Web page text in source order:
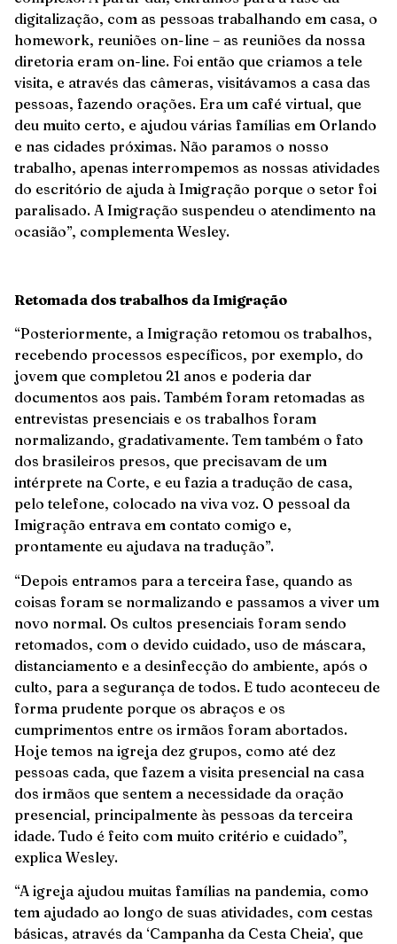
digitalização, com as pessoas trabalhando em casa, o
homework, reuniões on-line – as reuniões da nossa
diretoria eram on-line. Foi então que criamos a tele
visita, e através das câmeras, visitávamos a casa das
pessoas, fazendo orações. Era um café virtual, que
deu muito certo, e ajudou várias famílias em Orlando
e nas cidades próximas. Não paramos o nosso
trabalho, apenas interrompemos as nossas atividades
do escritório de ajuda à Imigração porque o setor foi
paralisado. A Imigração suspendeu o atendimento na
ocasião”, complementa Wesley.
Retomada dos trabalhos da Imigração
“Posteriormente, a Imigração retomou os trabalhos,
recebendo processos específicos, por exemplo, do
jovem que completou 21 anos e poderia dar
documentos aos pais. Também foram retomadas as
entrevistas presenciais e os trabalhos foram
normalizando, gradativamente. Tem também o fato
dos brasileiros presos, que precisavam de um
intérprete na Corte, e eu fazia a tradução de casa,
pelo telefone, colocado na viva voz. O pessoal da
Imigração entrava em contato comigo e,
prontamente eu ajudava na tradução”.
“Depois entramos para a terceira fase, quando as
coisas foram se normalizando e passamos a viver um
novo normal. Os cultos presenciais foram sendo
retomados, com o devido cuidado, uso de máscara,
distanciamento e a desinfecção do ambiente, após o
culto, para a segurança de todos. E tudo aconteceu de
forma prudente porque os abraços e os
cumprimentos entre os irmãos foram abortados.
Hoje temos na igreja dez grupos, como até dez
pessoas cada, que fazem a visita presencial na casa
dos irmãos que sentem a necessidade da oração
presencial, principalmente às pessoas da terceira
idade. Tudo é feito com muito critério e cuidado”,
explica Wesley.
“A igreja ajudou muitas famílias na pandemia, como
tem ajudado ao longo de suas atividades, com cestas
básicas, através da ‘Campanha da Cesta Cheia’, que